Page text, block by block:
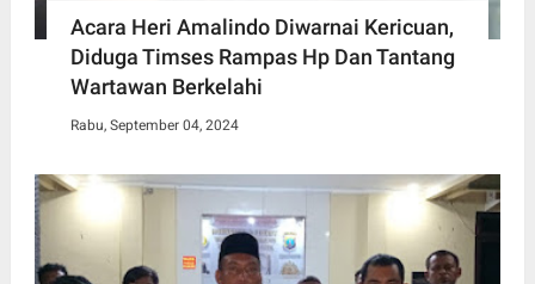
Acara Heri Amalindo Diwarnai Kericuan,
Diduga Timses Rampas Hp Dan Tantang
Wartawan Berkelahi
Rabu, September 04, 2024